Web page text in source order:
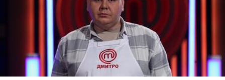
способности и выполняя различные задания.
В каждом выпуске один участникпокидает "МастерШеф"
конце остается двое суперфиналистов, которые и борются за
Победитель "МастерШефа" получает крупный денежный приз и
возможность обучаться в престижнейшей французской
кулинарной школе.